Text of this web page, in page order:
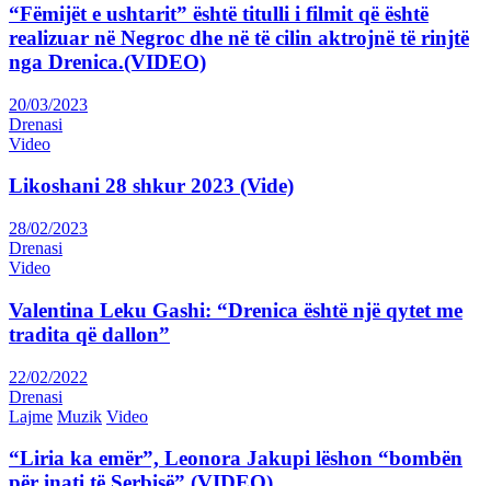
“Fëmijët e ushtarit” është titulli i filmit që është
realizuar në Negroc dhe në të cilin aktrojnë të rinjtë
nga Drenica.(VIDEO)
20/03/2023
Drenasi
Video
Likoshani 28 shkur 2023 (Vide)
28/02/2023
Drenasi
Video
Valentina Leku Gashi: “Drenica është një qytet me
tradita që dallon”
22/02/2022
Drenasi
Lajme Muzik Video
“Liria ka emër”, Leonora Jakupi lëshon “bombën